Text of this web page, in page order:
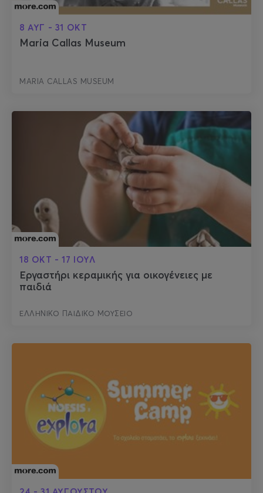
8 ΑΥΓ - 31 ΟΚΤ
Maria Callas Museum
MARIA CALLAS MUSEUM
18 ΟΚΤ - 17 ΙΟΥΛ
Εργαστήρι κεραμικής για οικογένειες με
παιδιά
ΕΛΛΗΝΙΚΟ ΠΑΙΔΙΚΟ ΜΟΥΣΕΙΟ